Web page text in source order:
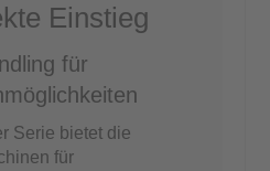
Einstieg
für
Serie bietet die
für